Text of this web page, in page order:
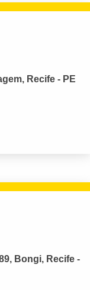
Recife - PE
Bongi, Recife -